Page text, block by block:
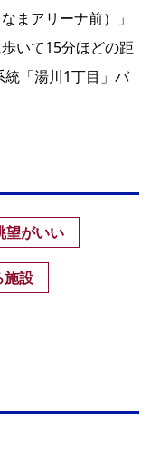
まアリーナ前）」
いて15分ほどの距
「湯川1丁目」バ
望がいい
施設